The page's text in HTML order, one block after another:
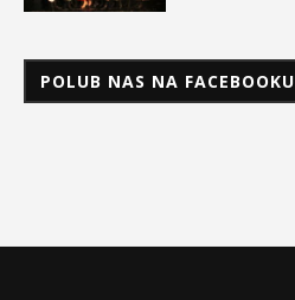
POLUB NAS NA FACEBOOKU